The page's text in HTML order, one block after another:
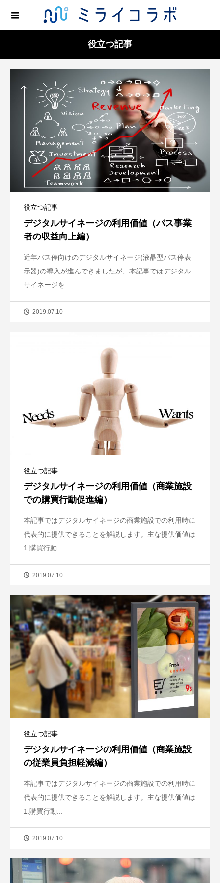
役立つ記事
役立つ記事
デジタルサイネージの利用価値（バス事業
者の収益向上編）
近年バス停向けのデジタルサイネージ(液晶型バス停表
示器)の導入が進んできましたが、本記事ではデジタル
サイネージを...
2019.07.10
役立つ記事
デジタルサイネージの利用価値（商業施設
での購買行動促進編）
本記事ではデジタルサイネージの商業施設での利用時に
代表的に提供できることを解説します。主な提供価値は
1.購買行動...
2019.07.10
役立つ記事
デジタルサイネージの利用価値（商業施設
の従業員負担軽減編）
本記事ではデジタルサイネージの商業施設での利用時に
代表的に提供できることを解説します。主な提供価値は
1.購買行動...
2019.07.10